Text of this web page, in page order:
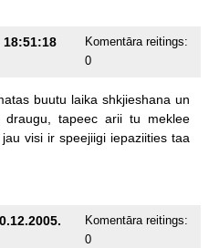
18:51:18
Komentāra reitings:
0
buutu laika shkjieshana un
draugu, tapeec arii tu
meklee
jau visi ir speejiigi iepaziities taa
Komentāra reitings:
0